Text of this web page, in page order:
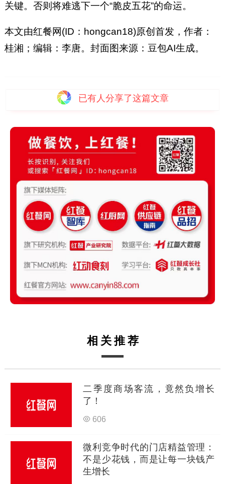
关键。否则将难逃下一个“脆皮五花”的命运。
本文由红餐网(ID：hongcan18)原创首发，作者：
桂湘；编辑：李唐。 封面图来源：豆包AI生成。
已有人分享了这篇文章
相关推荐
二季度商场客流，竟然负增长
了！
606
微利竞争时代的门店精益管理：
不是少花钱，而是让每一块钱产
生增长